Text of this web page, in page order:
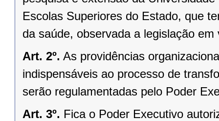
Escolas Superiores do Estado, que
da saúde, observada a legislação em
Art. 2º. As providências
indispensáveis ao processo de
serão regulamentadas pelo Poder
Art. 3º. Fica o Poder Executivo